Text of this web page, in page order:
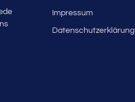
Impressum
Datenschutzerklärung